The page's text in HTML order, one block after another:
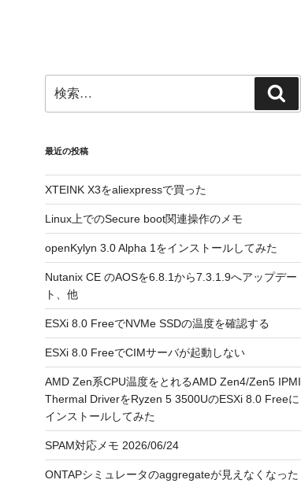
索:
索
最近の投稿
XTEINK X3をaliexpressで買った
Linux上でのSecure boot関連操作のメモ
openKylyn 3.0 Alpha 1をインストールしてみた
Nutanix CE のAOSを6.8.1から7.3.1.9へアップデー
ト、他
ESXi 8.0 FreeでNVMe SSDの温度を確認する
ESXi 8.0 FreeでCIMサーバが起動しない
AMD Zen系CPU温度をとれるAMD Zen4/Zen5 IPMI
Thermal DriverをRyzen 5 3500UのESXi 8.0 Freeに
インストールしてみた
SPAM対応メモ 2026/06/24
ONTAPシミュレータのaggregateが見えなくなった